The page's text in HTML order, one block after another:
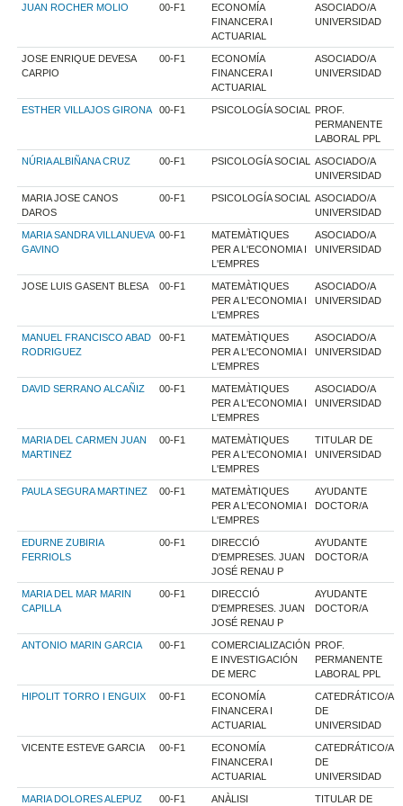
JUAN ROCHER MOLIO 00-F1
ECONOMÍA
FINANCERA I
ACTUARIAL
ASOCIADO/A
UNIVERSIDAD
JOSE ENRIQUE DEVESA
CARPIO
00-F1
ECONOMÍA
FINANCERA I
ACTUARIAL
ASOCIADO/A
UNIVERSIDAD
ESTHER VILLAJOS GIRONA 00-F1 PSICOLOGÍA SOCIAL
PROF.
PERMANENTE
LABORAL PPL
NÚRIA ALBIÑANA CRUZ 00-F1 PSICOLOGÍA SOCIAL
ASOCIADO/A
UNIVERSIDAD
MARIA JOSE CANOS
DAROS
00-F1 PSICOLOGÍA SOCIAL
ASOCIADO/A
UNIVERSIDAD
MARIA SANDRA VILLANUEVA
GAVINO
00-F1
MATEMÀTIQUES
PER A L'ECONOMIA I
L'EMPRES
ASOCIADO/A
UNIVERSIDAD
JOSE LUIS GASENT BLESA 00-F1
MATEMÀTIQUES
PER A L'ECONOMIA I
L'EMPRES
ASOCIADO/A
UNIVERSIDAD
MANUEL FRANCISCO ABAD
RODRIGUEZ
00-F1
MATEMÀTIQUES
PER A L'ECONOMIA I
L'EMPRES
ASOCIADO/A
UNIVERSIDAD
DAVID SERRANO ALCAÑIZ 00-F1
MATEMÀTIQUES
PER A L'ECONOMIA I
L'EMPRES
ASOCIADO/A
UNIVERSIDAD
MARIA DEL CARMEN JUAN
MARTINEZ
00-F1
MATEMÀTIQUES
PER A L'ECONOMIA I
L'EMPRES
TITULAR DE
UNIVERSIDAD
PAULA SEGURA MARTINEZ 00-F1
MATEMÀTIQUES
PER A L'ECONOMIA I
L'EMPRES
AYUDANTE
DOCTOR/A
EDURNE ZUBIRIA
FERRIOLS
00-F1
DIRECCIÓ
D'EMPRESES. JUAN
JOSÉ RENAU P
AYUDANTE
DOCTOR/A
MARIA DEL MAR MARIN
CAPILLA
00-F1
DIRECCIÓ
D'EMPRESES. JUAN
JOSÉ RENAU P
AYUDANTE
DOCTOR/A
ANTONIO MARIN GARCIA 00-F1
COMERCIALIZACIÓN
E INVESTIGACIÓN
DE MERC
PROF.
PERMANENTE
LABORAL PPL
HIPOLIT TORRO I ENGUIX 00-F1
ECONOMÍA
FINANCERA I
ACTUARIAL
CATEDRÁTICO/A
DE
UNIVERSIDAD
VICENTE ESTEVE GARCIA 00-F1
ECONOMÍA
FINANCERA I
ACTUARIAL
CATEDRÁTICO/A
DE
UNIVERSIDAD
MARIA DOLORES ALEPUZ 00-F1 ANÀLISI TITULAR DE